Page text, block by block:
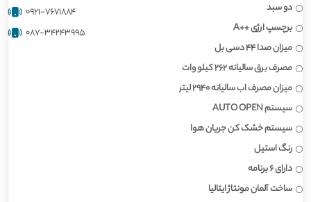
دو سبد
برچسپ ارژی ++A
میزان صدا ۴۴ دسی بل
مصرف برق سالیانه ۲۶۲ کیلو وات
میزان مصرف اب سالیانه ۲۹۴۰ لیتر
سیستم AUTO OPEN
سیستم خشک کن جریان هوا
رنگ استیل
دارای 6 برنامه
ساخت آلمان مونتاژ ایتالیا
0921-7671884
087-34243995